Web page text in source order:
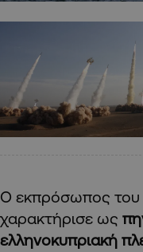
Ο εκπρόσωπος του
χαρακτήρισε ως
ελληνοκυπριακή